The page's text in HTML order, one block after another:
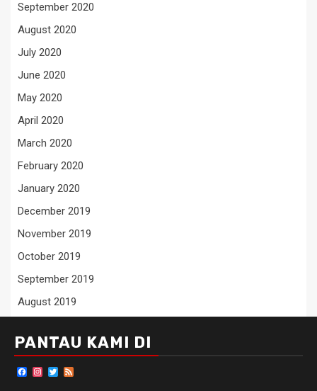
September 2020
August 2020
July 2020
June 2020
May 2020
April 2020
March 2020
February 2020
January 2020
December 2019
November 2019
October 2019
September 2019
August 2019
PANTAU KAMI DI
Facebook
Instagram
Twitter